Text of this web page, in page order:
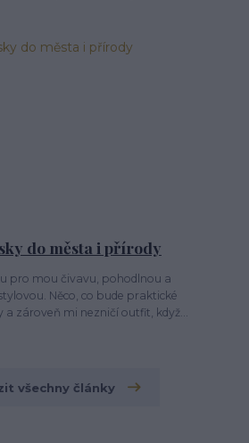
do města i přírody
pro mou čivavu, pohodlnou a
Něco, co bude praktické
a zároveň mi nezničí outfit, když...
všechny články